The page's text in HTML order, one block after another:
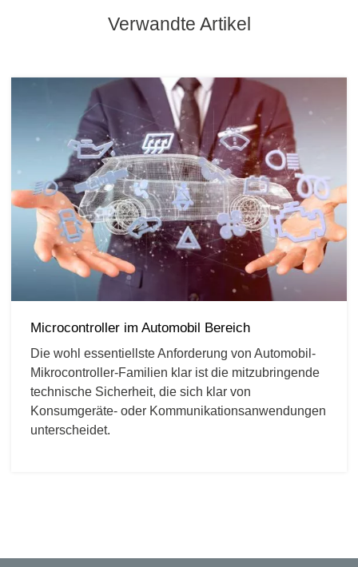
Verwandte Artikel
Microcontroller im Automobil Bereich
Die wohl essentiellste Anforderung von Automobil-
Mikrocontroller-Familien klar ist die mitzubringende
technische Sicherheit, die sich klar von
Konsumgeräte- oder Kommunikationsanwendungen
unterscheidet.